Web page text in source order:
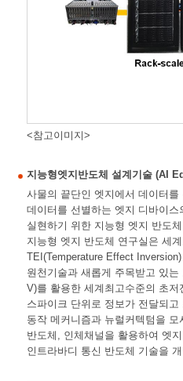
<참고이미지>
지능형엣지반도체 설계기술 (AI
사물의 끝단인 엣지에서 데이터를
데이터를 선별하는 엣지 디바이스
실현하기 위한 지능형 엣지 반도
지능형 엣지 반도체 연구실은 세
TEI(Temperature Effect
원천기술과 새롭게 주목받고 있
V)를 활용한 세계최고수준의 초
스파이크 단위로 정보가 전달되고
동작 메커니즘과 뉴럴커텍텀을
반도체, 인체채널을 활용하여 엣
인트라바디 통신 반도체 기술을